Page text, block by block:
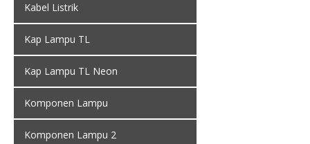
Kabel Listrik
Kap Lampu TL
Kap Lampu TL Neon
Komponen Lampu
Komponen Lampu 2